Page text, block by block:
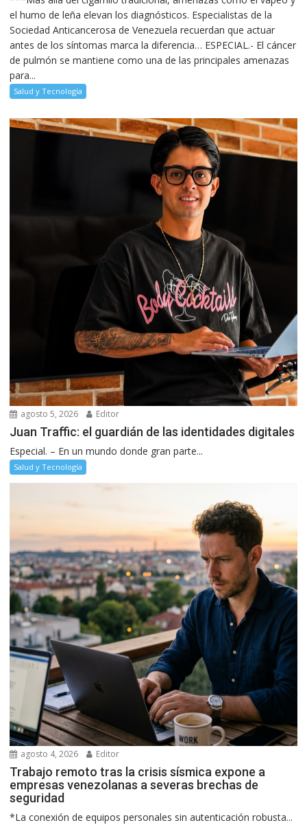
el humo de leña elevan los diagnósticos. Especialistas de la
Sociedad Anticancerosa de Venezuela recuerdan que actuar
antes de los síntomas marca la diferencia… ESPECIAL.- El cáncer
de pulmón se mantiene como una de las principales amenazas
para...
Salud y Tecnología
agosto 5, 2026 Editor
Juan Traffic: el guardián de las identidades digitales
Especial. – En un mundo donde gran parte...
Salud y Tecnología
agosto 4, 2026 Editor
Trabajo remoto tras la crisis sísmica expone a
empresas venezolanas a severas brechas de
seguridad
*La conexión de equipos personales sin autenticación robusta...